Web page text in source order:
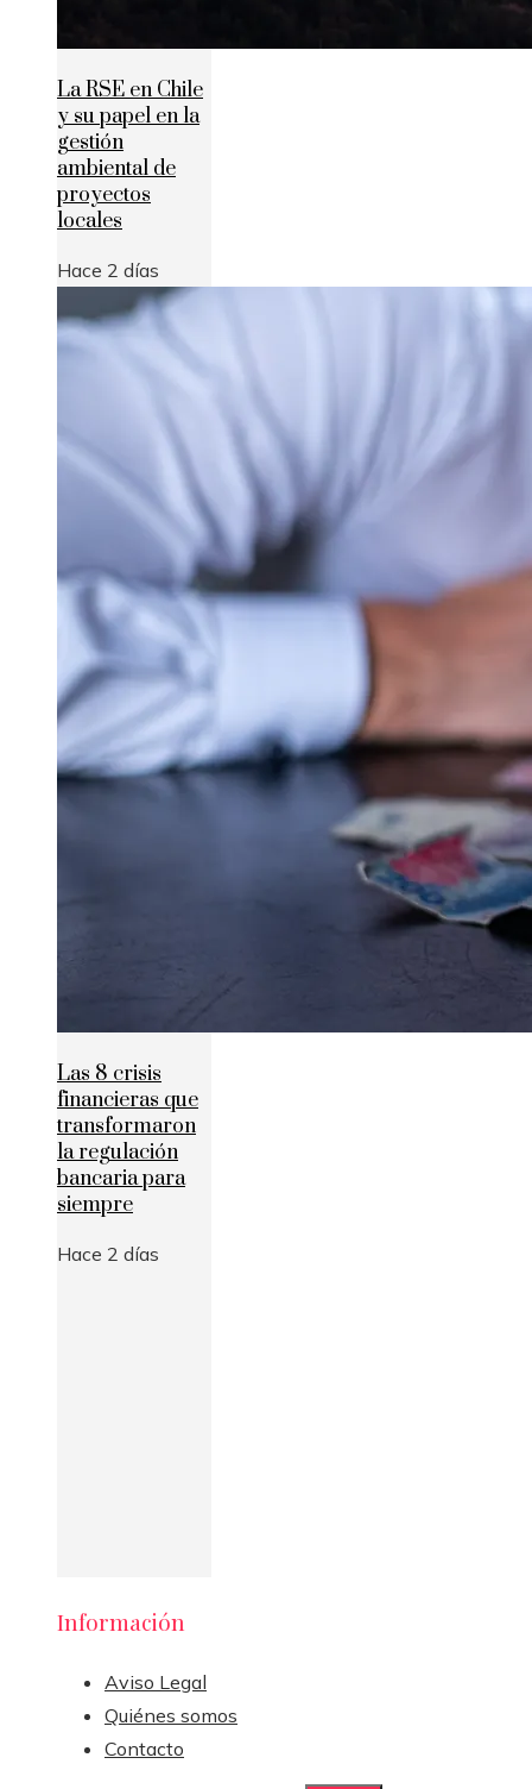
La RSE en Chile
y su papel en la
gestión
ambiental de
proyectos
locales
Hace 2 días
Las 8 crisis
financieras que
transformaron
la regulación
bancaria para
siempre
Hace 2 días
Información
Aviso Legal
Quiénes somos
Contacto